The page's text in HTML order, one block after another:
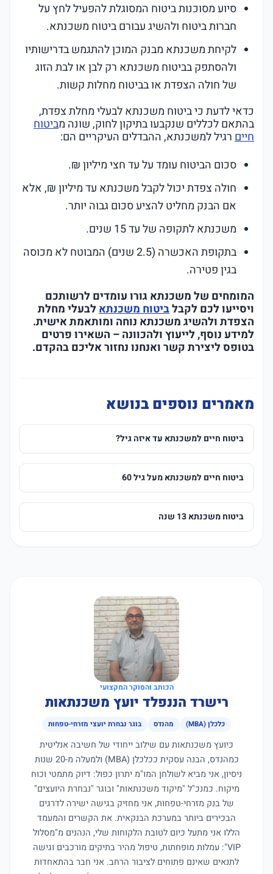
סיוע מסוכנות ביטוח המסוגלת להפעיל לחץ על
חברות ביטוח ולהשיג עבורם ביטוח משכנתא.
לקיחת משכנתא מבנק המוכן להתגמש בדרישותיו
ולהסתפק בביטוח משכנתא רק לבן או לבת הזוג
של חולה הצפדת או בביטוח מחלות קשות.
כדאי לדעת כי ביטוח משכנתא לבעלי מחלת צפדת,
בהתאם לכללים שנקבעו בתיקון לחוק, שונה מביטוח
חייםרגיל למשכנתא, ההבדלים העיקריים הם:
סכום הביטוח עומד על עד חצי מיליון ₪.
חולה צפדת יכול לקבל משכנתא עד מיליון ₪, אלא
אם הבנק מחליט להציע סכום גבוה יותר.
משכנתא לתקופה של עד 15 שנים.
בתקופת האכשרה (2.5 שנים) המבוטח לא מכוסה
בגין פטירה.
המומחים של משכנתא גורו עומדים לרשותכם
ויסייעו לכם לקבלביטוח משכנתאלבעלי מחלת
הצפדת ולהשיג משכנתא נוחה ומותאמת אישית.
למידע נוסף, לייעוץ ולהכוונה – השאירו פרטים
בטופס ליצירת קשר ואנחנו נחזור אליכם בהקדם.
מאמרים נוספים בנושא
ביטוח חיים למשכנתא עד איזה גיל?
ביטוח חיים למשכנתא מעל גיל 60
ביטוח משכנתא 13 שנה
הכותב והסוקר המקצועי
רישרד הננפלד יועץ משכנתאות
כלכלן (MBA) מהנדס בוגר נבחרת יועצי מזרחי-טפחות
כיועץ משכנתאות עם שילוב ייחודי של חשיבה אנליטית
כמהנדס, הבנה עסקית ככלכלן (MBA) ולמעלה מ-20 שנות
ניסיון, אני מביא לשולחן המו"מ יתרון כפול: דיוק מתמטי וכוח
מיקוח. כמנכ"ל "מיקוד משכנתאות" ובוגר "נבחרת היועצים"
של בנק מזרחי-טפחות, אני מחזיק בגישה ישירה לדרגים
הבכירים ביותר במערכת הבנקאית. את הקשרים והמעמד
הללו אני מתעל כיום לטובת הלקוחות שלי, הנהנים מ"מסלול
VIP": עמלות מופחתות, טיפול מהיר בתיקים מורכבים וגישה
לתנאים שאינם פתוחים לציבור הרחב. אני חבר בהתאחדות